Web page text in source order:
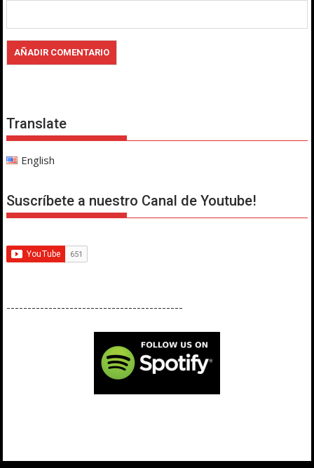
Translate
English
Suscríbete a nuestro Canal de Youtube!
------------------------------------------